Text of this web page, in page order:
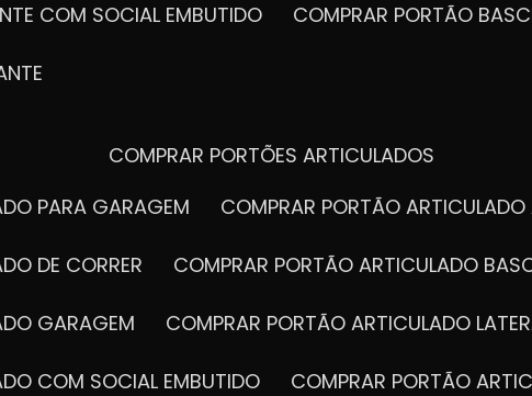
COM SOCIAL EMBUTIDO COMPRAR PORTÃO
COMPRAR PORTÕES ARTICULADOS
PARA GARAGEM
COMPRAR PORTÃO
DE CORRER COMPRAR PORTÃO ARTICULADO
GARAGEM COMPRAR PORTÃO ARTICULADO
COM SOCIAL EMBUTIDO COMPRAR PORTÃO